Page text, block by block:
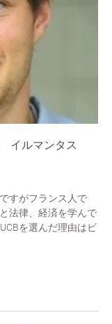
イルマンタス
すがフランス人で
法律、経済を学んで
を選んだ理由はビ